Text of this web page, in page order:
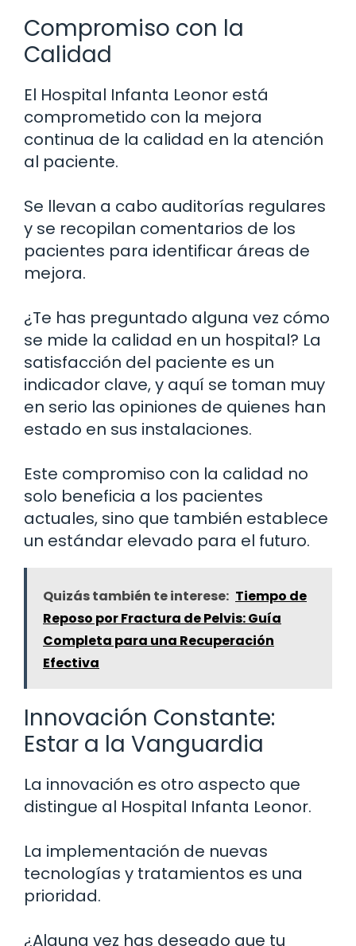
Compromiso con la
Calidad
El Hospital Infanta Leonor está
comprometido con la mejora
continua de la calidad en la atención
al paciente.
Se llevan a cabo auditorías regulares
y se recopilan comentarios de los
pacientes para identificar áreas de
mejora.
¿Te has preguntado alguna vez cómo
se mide la calidad en un hospital? La
satisfacción del paciente es un
indicador clave, y aquí se toman muy
en serio las opiniones de quienes han
estado en sus instalaciones.
Este compromiso con la calidad no
solo beneficia a los pacientes
actuales, sino que también establece
un estándar elevado para el futuro.
Quizás también te interese: Tiempo de
Reposo por Fractura de Pelvis: Guía
Completa para una Recuperación
Efectiva
Innovación Constante:
Estar a la Vanguardia
La innovación es otro aspecto que
distingue al Hospital Infanta Leonor.
La implementación de nuevas
tecnologías y tratamientos es una
prioridad.
¿Alguna vez has deseado que tu